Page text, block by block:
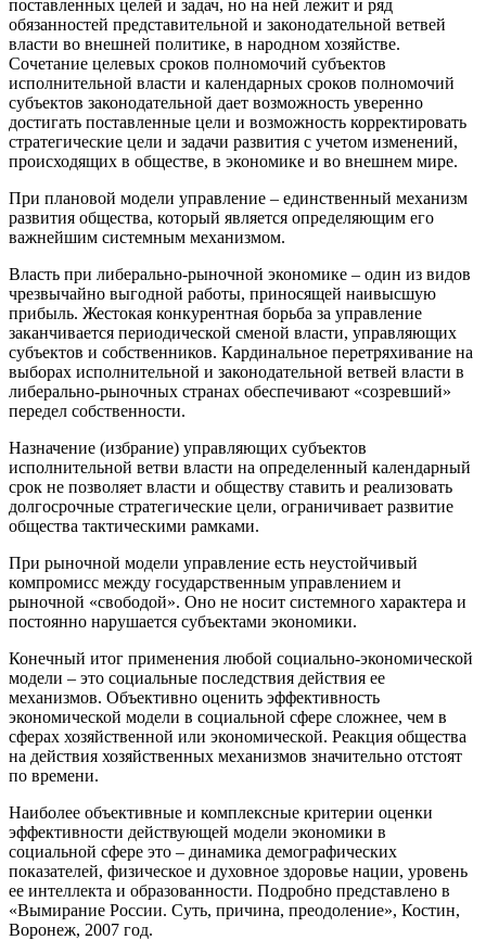
поставленных целей и задач, но на ней лежит и ряд
обязанностей представительной и законодательной ветвей
власти во внешней политике, в народном хозяйстве.
Сочетание целевых сроков полномочий субъектов
исполнительной власти и календарных сроков полномочий
субъектов законодательной дает возможность уверенно
достигать поставленные цели и возможность корректировать
стратегические цели и задачи развития с учетом изменений,
происходящих в обществе, в экономике и во внешнем мире.
При плановой модели управление – единственный механизм
развития общества, который является определяющим его
важнейшим системным механизмом.
Власть при либерально-рыночной экономике – один из видов
чрезвычайно выгодной работы, приносящей наивысшую
прибыль. Жестокая конкурентная борьба за управление
заканчивается периодической сменой власти, управляющих
субъектов и собственников. Кардинальное перетряхивание на
выборах исполнительной и законодательной ветвей власти в
либерально-рыночных странах обеспечивают «созревший»
передел собственности.
Назначение (избрание) управляющих субъектов
исполнительной ветви власти на определенный календарный
срок не позволяет власти и обществу ставить и реализовать
долгосрочные стратегические цели, ограничивает развитие
общества тактическими рамками.
При рыночной модели управление есть неустойчивый
компромисс между государственным управлением и
рыночной «свободой». Оно не носит системного характера и
постоянно нарушается субъектами экономики.
Конечный итог применения любой социально-экономической
модели – это социальные последствия действия ее
механизмов. Объективно оценить эффективность
экономической модели в социальной сфере сложнее, чем в
сферах хозяйственной или экономической. Реакция общества
на действия хозяйственных механизмов значительно отстоят
по времени.
Наиболее объективные и комплексные критерии оценки
эффективности действующей модели экономики в
социальной сфере это – динамика демографических
показателей, физическое и духовное здоровье нации, уровень
ее интеллекта и образованности. Подробно представлено в
«Вымирание России. Суть, причина, преодоление», Костин,
Воронеж, 2007 год.